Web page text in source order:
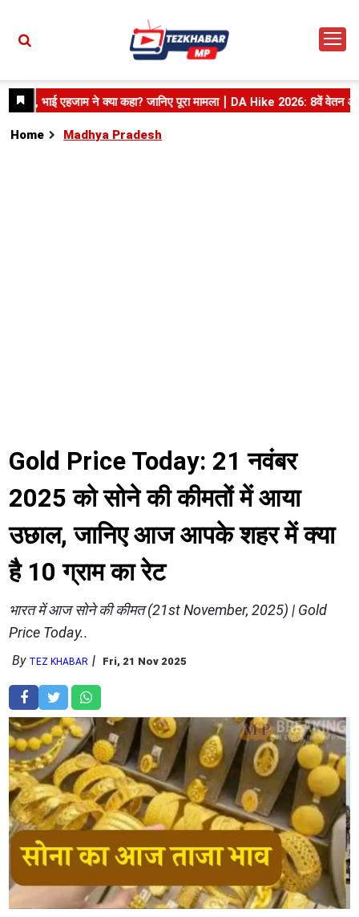
Home Madhya Pradesh
Gold Price Today: 21 नवंबर
2025 को सोने की कीमतों में आया
उछाल, जानिए आज आपके शहर में क्या
है 10 ग्राम का रेट
भारत में आज सोने की कीमत (21st November, 2025) | Gold
Price Today..
By TEZ KHABAR Fri, 21 Nov 2025